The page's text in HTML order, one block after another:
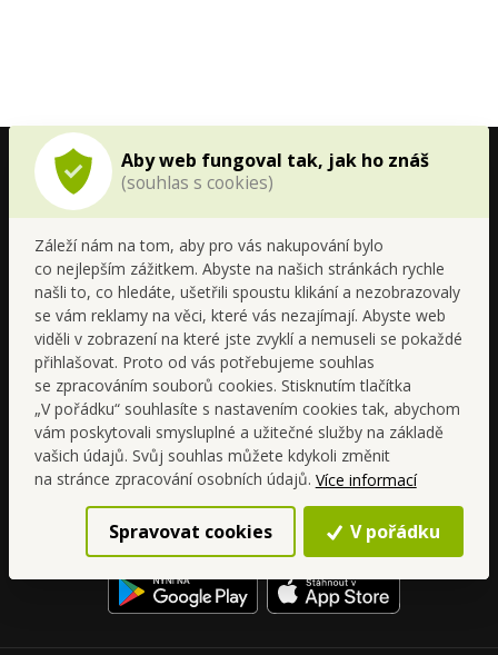
Aby web fungoval tak, jak ho znáš
(souhlas s cookies)
Záleží nám na tom, aby pro vás nakupování bylo
co nejlepším zážitkem. Abyste na našich stránkách rychle
našli to, co hledáte, ušetřili spoustu klikání a nezobrazovaly
se vám reklamy na věci, které vás nezajímají. Abyste web
viděli v zobrazení na které jste zvyklí a nemuseli se pokaždé
přihlašovat. Proto od vás potřebujeme souhlas
se zpracováním souborů cookies. Stisknutím tlačítka
„V pořádku“ souhlasíte s nastavením cookies tak, abychom
vám poskytovali smysluplné a užitečné služby na základě
vašich údajů. Svůj souhlas můžete kdykoli změnit
na stránce zpracování osobních údajů. Více informací
Spravovat cookies V pořádku
Spolupracuj s Dedrou
+420 499 599 577
objednavky@dedra.cz
Sleduj nás na
Stáhni si mobilní aplikaci